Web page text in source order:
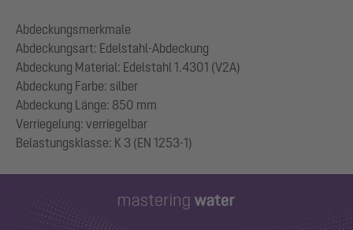
Abdeckungsmerkmale
Abdeckungsart: Edelstahl-Abdeckung
Abdeckung Material: Edelstahl 1.4301 (V2A)
Abdeckung Farbe: silber
Abdeckung Länge: 850 mm
Verriegelung: verriegelbar